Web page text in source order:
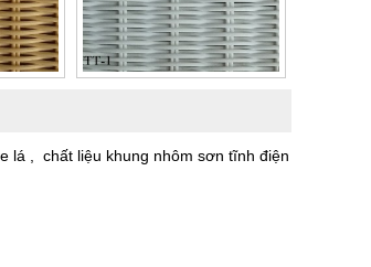
lá , chất liệu khung nhôm sơn tĩnh điện